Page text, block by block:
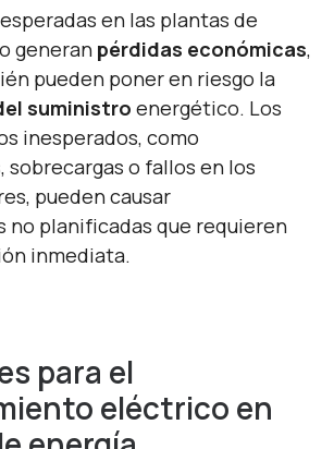
en las plantas de
generan pérdidas económicas,
pueden poner en riesgo la
suministro energético. Los
inesperados, como
o fallos en los
pueden causar
no planificadas que requieren
inmediata.
para el
eléctrico en